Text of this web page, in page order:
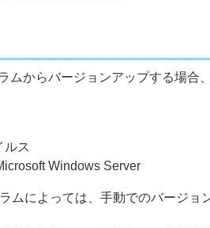
ムからバージョンアップする場合
ルス
Windows Server
ムによっては、手動でのバージョ